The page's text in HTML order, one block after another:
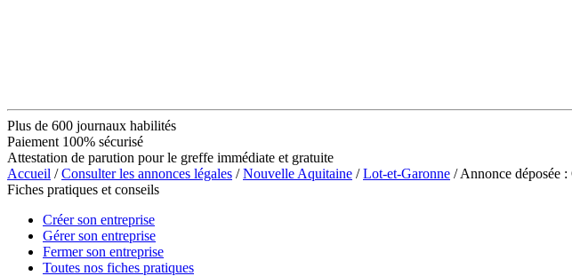
Plus de 600 journaux habilités
Paiement 100% sécurisé
Attestation de parution pour le greffe immédiate et gratuite
Accueil /Consulter les annonces légales /Nouvelle Aquitaine /Lot-et-Garonne / Annonce déposée
Fiches pratiques et conseils
Créer son entreprise
Gérer son entreprise
Fermer son entreprise
Toutes nos fiches pratiques